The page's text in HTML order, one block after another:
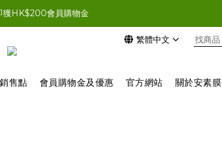
」首單滿＄200 即享HK$100即時扣減優惠
獲HK$200會員購物金
」首單滿＄200 即享HK$100即時扣減優惠
繁體中文
銷售點 會員購物金及優惠 官方網站 關於安素膜